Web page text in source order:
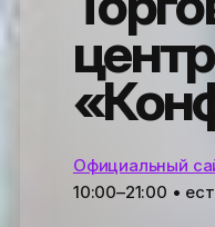
центр
Официальный
10:00–21:00 •